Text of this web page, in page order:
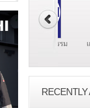
อิชิ วิศวกรรม
จำกัด
แกรนด์
RECENTLY